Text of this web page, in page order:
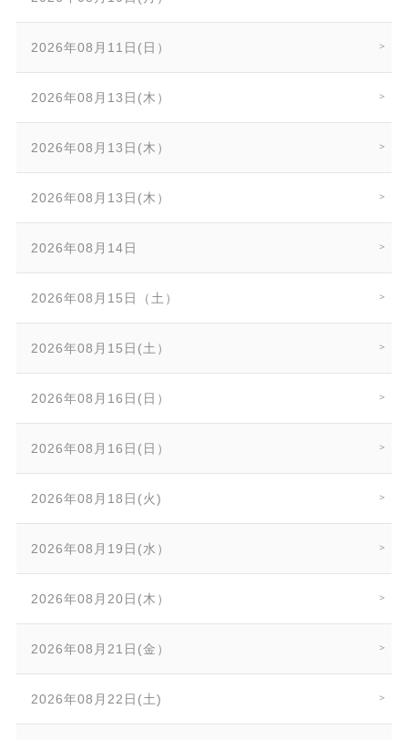
2026年08月11日(日）
2026年08月13日(木）
2026年08月13日(木）
2026年08月13日(木）
2026年08月14日
2026年08月15日（土）
2026年08月15日(土）
2026年08月16日(日）
2026年08月16日(日）
2026年08月18日(火)
2026年08月19日(水）
2026年08月20日(木）
2026年08月21日(金）
2026年08月22日(土)